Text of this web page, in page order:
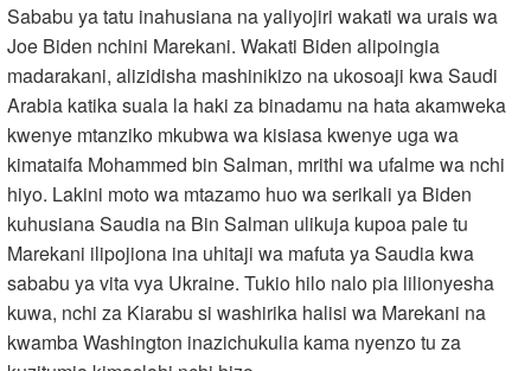
Sababu ya tatu inahusiana na yaliyojiri wakati wa urais wa
Joe Biden nchini Marekani. Wakati Biden alipoingia
madarakani, alizidisha mashinikizo na ukosoaji kwa Saudi
Arabia katika suala la haki za binadamu na hata akamweka
kwenye mtanziko mkubwa wa kisiasa kwenye uga wa
kimataifa Mohammed bin Salman, mrithi wa ufalme wa nchi
hiyo. Lakini moto wa mtazamo huo wa serikali ya Biden
kuhusiana Saudia na Bin Salman ulikuja kupoa pale tu
Marekani ilipojiona ina uhitaji wa mafuta ya Saudia kwa
sababu ya vita vya Ukraine. Tukio hilo nalo pia lilionyesha
kuwa, nchi za Kiarabu si washirika halisi wa Marekani na
kwamba Washington inazichukulia kama nyenzo tu za